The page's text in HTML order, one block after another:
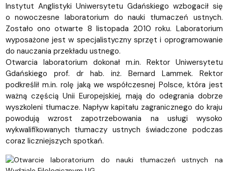
Instytut Anglistyki Uniwersytetu Gdańskiego wzbogacił się
o nowoczesne laboratorium do nauki tłumaczeń ustnych.
Zostało ono otwarte 8 listopada 2010 roku. Laboratorium
wyposażone jest w specjalistyczny sprzęt i oprogramowanie
do nauczania przekładu ustnego.
Otwarcia laboratorium dokonał m.in. Rektor Uniwersytetu
Gdańskiego prof. dr hab. inż. Bernard Lammek. Rektor
podkreślił m.in. rolę jaką we współczesnej Polsce, która jest
ważną częścią Unii Europejskiej, mają do odegrania dobrze
wyszkoleni tłumacze. Napływ kapitału zagranicznego do kraju
powodują wzrost zapotrzebowania na usługi wysoko
wykwalifikowanych tłumaczy ustnych świadczone podczas
coraz liczniejszych spotkań.